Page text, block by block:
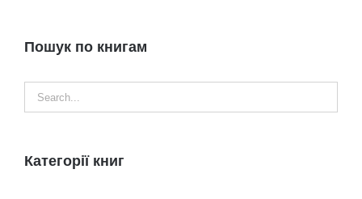
Пошук по книгам
Категорії книг